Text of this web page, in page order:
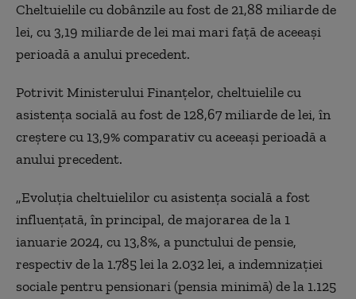
Cheltuielile cu dobânzile au fost de 21,88 miliarde de
lei, cu 3,19 miliarde de lei mai mari faţă de aceeaşi
perioadă a anului precedent.
Potrivit Ministerului Finanţelor, cheltuielile cu
asistenţa socială au fost de 128,67 miliarde de lei, în
creştere cu 13,9% comparativ cu aceeaşi perioadă a
anului precedent.
„Evoluţia cheltuielilor cu asistenţa socială a fost
influenţată, în principal, de majorarea de la 1
ianuarie 2024, cu 13,8%, a punctului de pensie,
respectiv de la 1.785 lei la 2.032 lei, a indemnizaţiei
sociale pentru pensionari (pensia minimă) de la 1.125